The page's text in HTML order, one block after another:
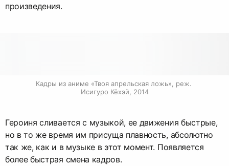
произведения.
Кадры из аниме «Твоя апрельская ложь», реж.
Исигуро Кёхэй, 2014
Героиня сливается с музыкой, ее движения быстрые,
но в то же время им присуща плавность, абсолютно
так же, как и в музыке в этот момент. Появляется
более быстрая смена кадров.